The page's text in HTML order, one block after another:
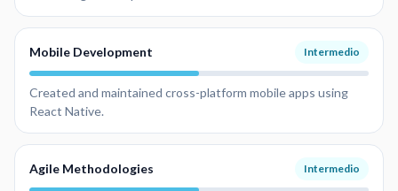
Mobile Development Intermedio
Created and maintained cross-platform mobile apps using
React Native.
Agile Methodologies Intermedio